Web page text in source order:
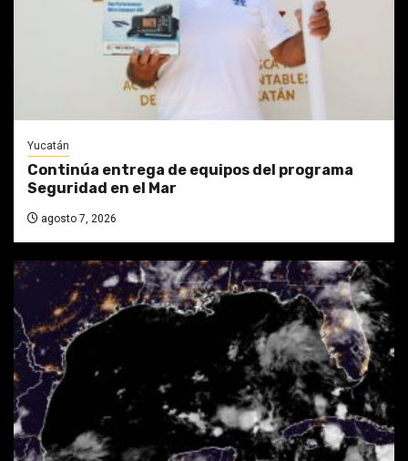
Yucatán
Continúa entrega de equipos del programa
Seguridad en el Mar
agosto 7, 2026